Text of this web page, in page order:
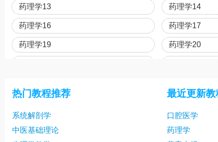
药理学13 药理学14
药理学16 药理学17
药理学19 药理学20
药理学28
药理学31 药理学32
药理学34 药理学35
热门教程推荐
系统解剖学
中医基础理论
最近更新教
口腔医学
药理学